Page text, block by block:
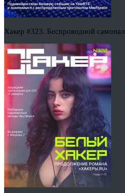
Хакер #323. Беспроводной самопал